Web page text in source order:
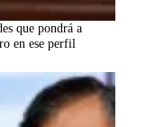
que pondrá a
en ese perfil